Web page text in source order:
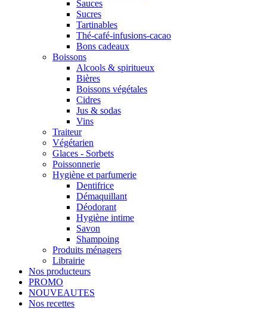
Sauces
Sucres
Tartinables
Thé-café-infusions-cacao
Bons cadeaux
Boissons
Alcools & spiritueux
Bières
Boissons végétales
Cidres
Jus & sodas
Vins
Traiteur
Végétarien
Glaces - Sorbets
Poissonnerie
Hygiène et parfumerie
Dentifrice
Démaquillant
Déodorant
Hygiène intime
Savon
Shampoing
Produits ménagers
Librairie
Nos producteurs
PROMO
NOUVEAUTES
Nos recettes